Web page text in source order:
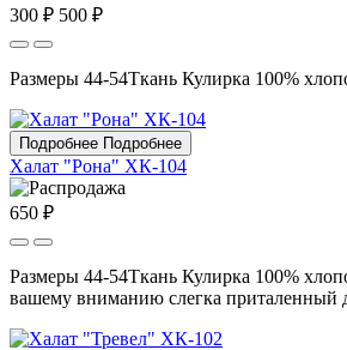
300 ₽ 500 ₽
Размеры 44-54Ткань Кулирка 100%
Подробнее Подробнее
Халат "Рона" ХК-104
650 ₽
Размеры 44-54Ткань Кулирка 100%
вашему вниманию слегка приталенный